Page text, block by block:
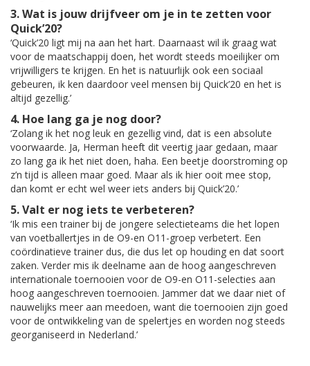
3. Wat is jouw drijfveer om je in te zetten voor
Quick’20?
‘Quick’20 ligt mij na aan het hart. Daarnaast wil ik graag wat
voor de maatschappij doen, het wordt steeds moeilijker om
vrijwilligers te krijgen. En het is natuurlijk ook een sociaal
gebeuren, ik ken daardoor veel mensen bij Quick’20 en het is
altijd gezellig.’
4. Hoe lang ga je nog door?
‘Zolang ik het nog leuk en gezellig vind, dat is een absolute
voorwaarde. Ja, Herman heeft dit veertig jaar gedaan, maar
zo lang ga ik het niet doen, haha. Een beetje doorstroming op
z’n tijd is alleen maar goed. Maar als ik hier ooit mee stop,
dan komt er echt wel weer iets anders bij Quick’20.’
5. Valt er nog iets te verbeteren?
‘Ik mis een trainer bij de jongere selectieteams die het lopen
van voetballertjes in de O9-en O11-groep verbetert. Een
coördinatieve trainer dus, die dus let op houding en dat soort
zaken. Verder mis ik deelname aan de hoog aangeschreven
internationale toernooien voor de O9-en O11-selecties aan
hoog aangeschreven toernooien. Jammer dat we daar niet of
nauwelijks meer aan meedoen, want die toernooien zijn goed
voor de ontwikkeling van de spelertjes en worden nog steeds
georganiseerd in Nederland.’